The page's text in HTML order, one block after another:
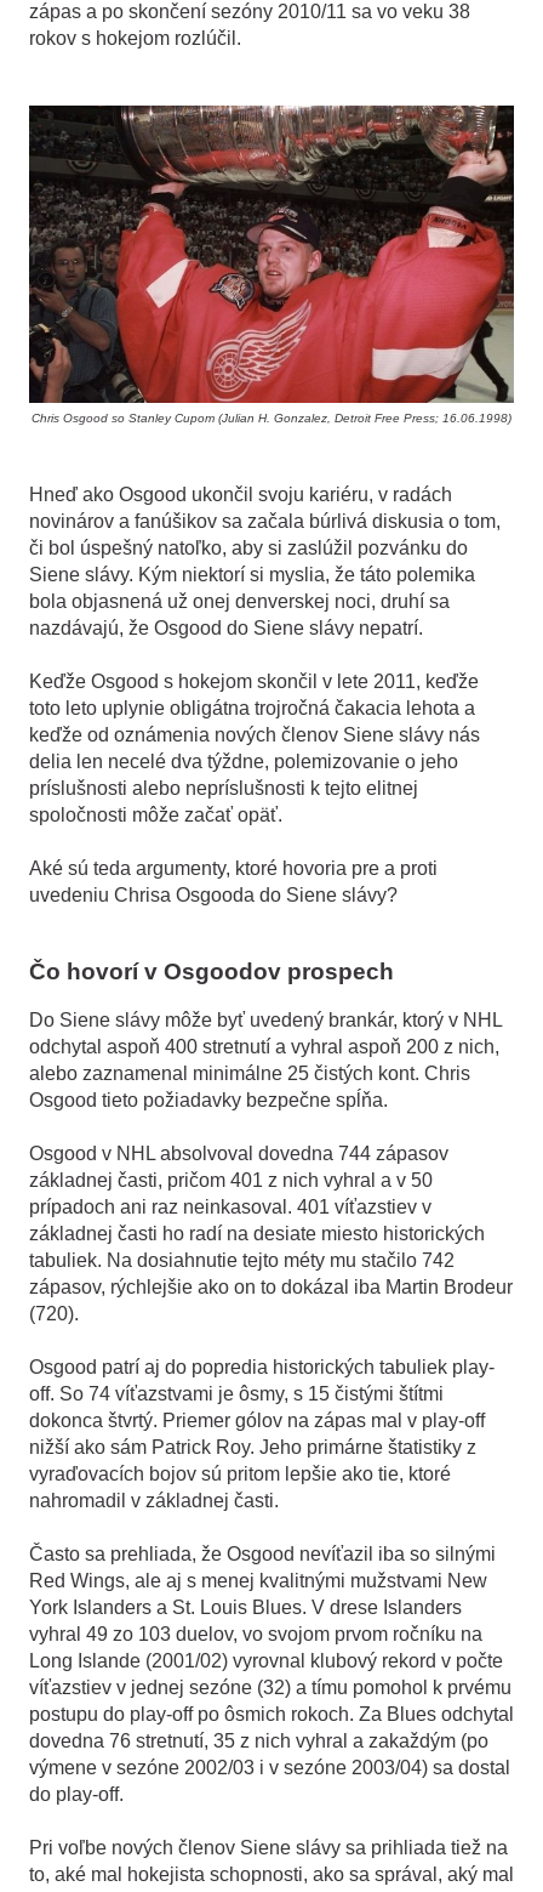
zápas a po skončení sezóny 2010/11 sa vo veku 38
rokov s hokejom rozlúčil.
Chris Osgood so Stanley Cupom (Julian H. Gonzalez, Detroit Free Press; 16.06.1998)
Hneď ako Osgood ukončil svoju kariéru, v radách
novinárov a fanúšikov sa začala búrlivá diskusia o tom,
či bol úspešný natoľko, aby si zaslúžil pozvánku do
Siene slávy. Kým niektorí si myslia, že táto polemika
bola objasnená už onej denverskej noci, druhí sa
nazdávajú, že Osgood do Siene slávy nepatrí.
Keďže Osgood s hokejom skončil v lete 2011, keďže
toto leto uplynie obligátna trojročná čakacia lehota a
keďže od oznámenia nových členov Siene slávy nás
delia len necelé dva týždne, polemizovanie o jeho
príslušnosti alebo nepríslušnosti k tejto elitnej
spoločnosti môže začať opäť.
Aké sú teda argumenty, ktoré hovoria pre a proti
uvedeniu Chrisa Osgooda do Siene slávy?
Čo hovorí v Osgoodov prospech
Do Siene slávy môže byť uvedený brankár, ktorý v NHL
odchytal aspoň 400 stretnutí a vyhral aspoň 200 z nich,
alebo zaznamenal minimálne 25 čistých kont. Chris
Osgood tieto požiadavky bezpečne spĺňa.
Osgood v NHL absolvoval dovedna 744 zápasov
základnej časti, pričom 401 z nich vyhral a v 50
prípadoch ani raz neinkasoval. 401 víťazstiev v
základnej časti ho radí na desiate miesto historických
tabuliek. Na dosiahnutie tejto méty mu stačilo 742
zápasov, rýchlejšie ako on to dokázal iba Martin Brodeur
(720).
Osgood patrí aj do popredia historických tabuliek play-
off. So 74 víťazstvami je ôsmy, s 15 čistými štítmi
dokonca štvrtý. Priemer gólov na zápas mal v play-off
nižší ako sám Patrick Roy. Jeho primárne štatistiky z
vyraďovacích bojov sú pritom lepšie ako tie, ktoré
nahromadil v základnej časti.
Často sa prehliada, že Osgood nevíťazil iba so silnými
Red Wings, ale aj s menej kvalitnými mužstvami New
York Islanders a St. Louis Blues. V drese Islanders
vyhral 49 zo 103 duelov, vo svojom prvom ročníku na
Long Islande (2001/02) vyrovnal klubový rekord v počte
víťazstiev v jednej sezóne (32) a tímu pomohol k prvému
postupu do play-off po ôsmich rokoch. Za Blues odchytal
dovedna 76 stretnutí, 35 z nich vyhral a zakaždým (po
výmene v sezóne 2002/03 i v sezóne 2003/04) sa dostal
do play-off.
Pri voľbe nových členov Siene slávy sa prihliada tiež na
to, aké mal hokejista schopnosti, ako sa správal, aký mal